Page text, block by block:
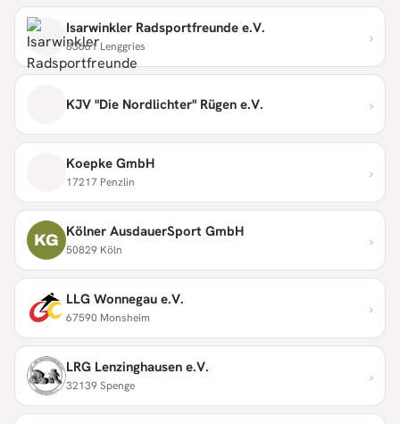
Isarwinkler Radsportfreunde e.V.
83661 Lenggries ›
KJV "Die Nordlichter" Rügen e.V. ›
Koepke GmbH
17217 Penzlin ›
KG Kölner AusdauerSport GmbH
50829 Köln ›
LLG Wonnegau e.V.
67590 Monsheim ›
LRG Lenzinghausen e.V.
32139 Spenge ›